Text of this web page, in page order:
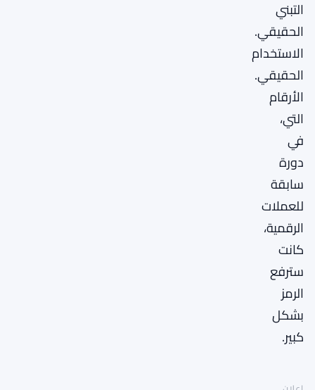
التبني
الحقيقي.
الاستخدام
الحقيقي.
الأرقام
التي،
في
دورة
سابقة
للعملات
الرقمية،
كانت
سترفع
الرمز
بشكل
كبير.